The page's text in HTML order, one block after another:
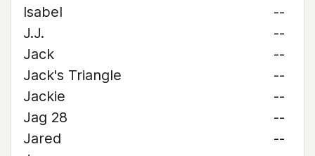
Isabel
--
J.J.
--
Jack
--
Jack's Triangle
--
Jackie
--
Jag 28
--
Jared
--